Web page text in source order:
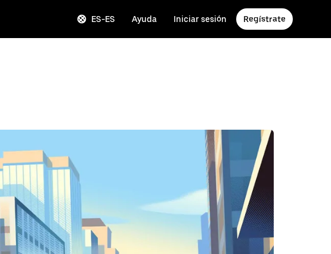
ES-ES Ayuda Iniciar sesión Regístrate